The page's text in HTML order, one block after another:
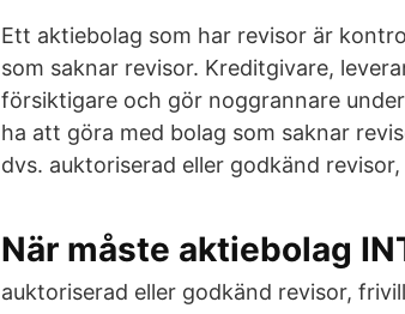
Ett aktiebolag som har revisor är
som saknar revisor. Kreditgivare,
försiktigare och gör noggrannare
ha att göra med bolag som saknar
dvs. auktoriserad eller godkänd
När måste aktiebolag
auktoriserad eller godkänd revisor,